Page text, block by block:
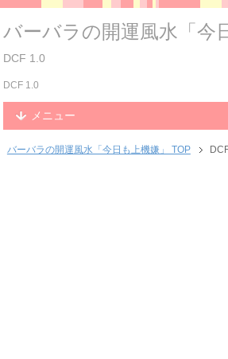
バーバラの開運風水「今
DCF 1.0
DCF 1.0
メニュー
バーバラの開運風水「今日も上機嫌」 TOP